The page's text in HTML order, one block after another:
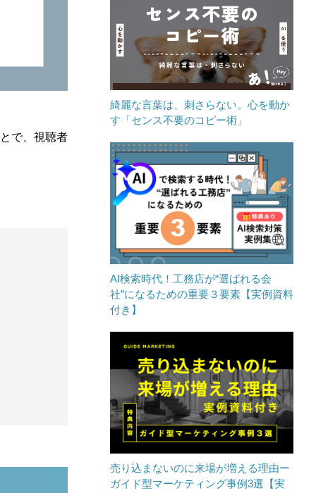
で、視聴者
綺麗な言葉は、刺さらない。心を動か
す「センス不要のコピー術」
AI検索時代！工務店が“選ばれる会
社”になるための重要３要素【実例資料
付き】
売り込まないのに来場が増える理由ー
ガイド型マーケティング事例3選【実